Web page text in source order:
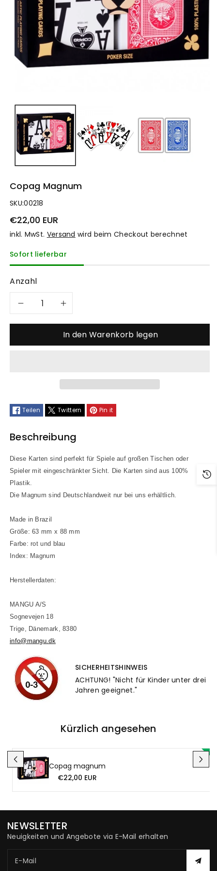
e
n
Copag Magnum
SKU:00218
€22,00 EUR
inkl. MwSt. Versand wird beim Checkout berechnet
Sofort lieferbar
Anzahl
Verringere
Magnum
Erhöhe
die
für
Magnum
In den Warenkorb legen
Teilen Twittern Pin it
Beschreibung
Diese Karten sind perfekt für Spiele auf großen Tischen oder
Spieler mit eingeschränkter Sicht. Die Karten sind aus 100%
Plastik.
Die Magnum sind Deutschlandweit nur bei uns erhältlich.
Made in Brazil
Größe: 63 mm x 88 mm
Farbe: rot und blau
Index: Magnum
Herstellerdaten:
MANGU A/S
Sognevejen 18
Trige, Dänemark, 8380
info@mangu.dk
SICHERHEITSHINWEIS
ACHTUNG! "Nicht für Kinder unter drei
Jahren geeignet."
Kürzlich angesehen
Copag magnum
€22,00 EUR
NEWSLETTER
Neuigkeiten und Angebote via E-Mail erhalten
E-Mail